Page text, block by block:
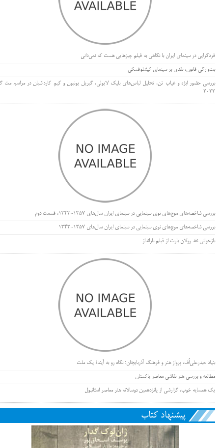
فردگرایی در سینمای ایران با نگاهی به فیلم چیزهایی هست که نمی‌دانی
بت‌وارگی قانون، نقدی بر سینمای کیشلوفسکی
بررسی حضور ابژه و غیاب تن، تحلیل لباس‌های بلیک لایولی، گبریل یونیون و کیم کارداشیان در مراسم مت
۲۰۲۲
بررسی شاخصه‌های موج‌های نوی سینمایی در سینمای ایران سال‌های 1357-1343، قسمت دوم
بررسی شاخصه‌های موج‌های نوی سینمایی در سینمای ایران سال‌های 1357-1343
بازخوانی نقد رولان بارت از فیلم بارانداز
بنیاد حیدرعلی‌اُف، پرواز هنر و فرهنگ آذربایجان؛ نگاه رو به آیندۀ یک ملت
مطالعه و بررسی هنر نقاشی معاصر پاکستان
یک همسایه خوب، گزارشی از پانزدهمین دوسالانه هنر معاصر استانبول
پیشنهاد کتاب